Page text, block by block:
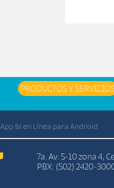
PRODUCTOS Y SERVICIOS
App Bi en Línea para Android
7a. Av. 5-10 zona 4,
PBX: (502) 2420-